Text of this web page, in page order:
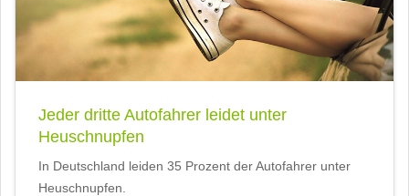
Jeder dritte Autofahrer leidet unter
Heuschnupfen
In Deutschland leiden 35 Prozent der Autofahrer unter
Heuschnupfen.